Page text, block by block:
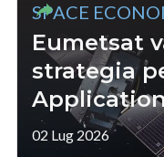
SPACE
Eumetsat
strategia
02 Lug 2026